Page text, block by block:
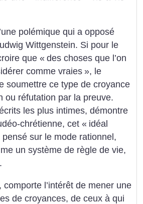
polémique qui a opposé
Wittgenstein. Si pour le
que « des choses que l’on
comme vraies », le
soumettre ce type de croyance
ou réfutation par la preuve.
les plus intimes, démontre
chrétienne, cet « idéal
sur le mode rationnel,
un système de règle de vie,
l’intérêt de mener une
de croyances, de ceux à qui